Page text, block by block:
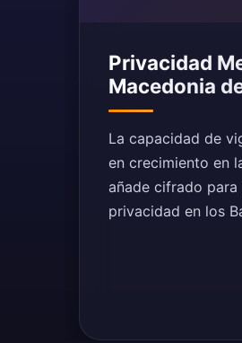
Privacidad
Macedonia
La capacidad de
en crecimiento en
añade cifrado
privacidad en los